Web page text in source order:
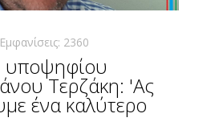
Εμφανίσεις: 2360
Τερζάκη: 'Ας
ένα καλύτερο